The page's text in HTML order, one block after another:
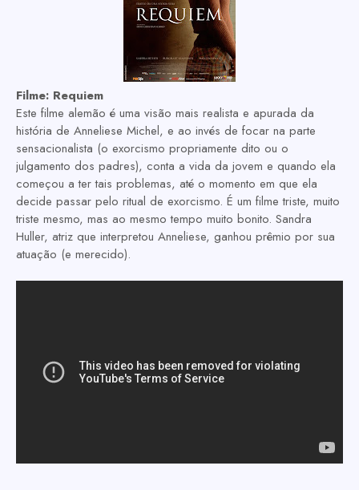
Filme: Requiem
Este filme alemão é uma visão mais realista e apurada da
história de Anneliese Michel, e ao invés de focar na parte
sensacionalista (o exorcismo propriamente dito ou o
julgamento dos padres), conta a vida da jovem e quando ela
começou a ter tais problemas, até o momento em que ela
decide passar pelo ritual de exorcismo. É um filme triste, muito
triste mesmo, mas ao mesmo tempo muito bonito. Sandra
Huller, atriz que interpretou Anneliese, ganhou prêmio por sua
atuação (e merecido).